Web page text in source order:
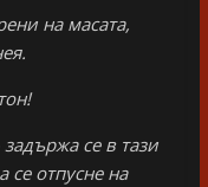
на масата,
се в тази
се отпусне на